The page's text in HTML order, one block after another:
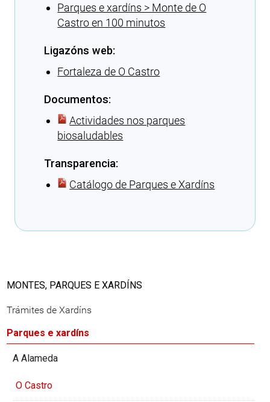
Parques e xardíns > Monte de O
Castro en 100 minutos
Ligazóns web:
Fortaleza de O Castro
Documentos:
Actividades nos parques
biosaludables
Transparencia:
Catálogo de Parques e Xardíns
MONTES, PARQUES E XARDÍNS
Trámites de Xardíns
Parques e xardíns
A Alameda
O Castro